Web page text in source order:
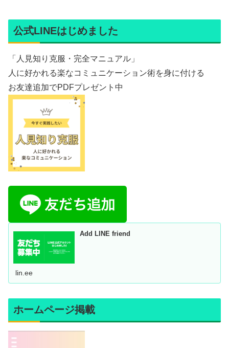
公式LINEはじめました
「人見知り克服・完全マニュアル」
人に好かれる楽なコミュニケーション術を身に付ける
お友達追加でPDFプレゼント中
Add LINE friend
lin.ee
ホームページ掲載